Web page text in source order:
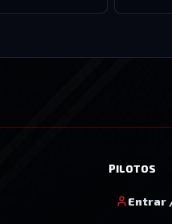
PILOTOS
Entrar